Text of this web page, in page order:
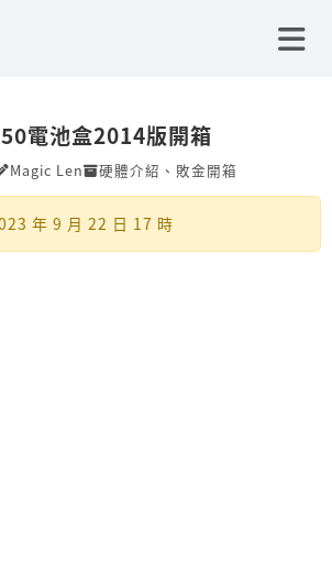
電池盒2014版開箱
Magic Len 硬體介紹 、 敗金開箱
年 9 月 22 日 17 時